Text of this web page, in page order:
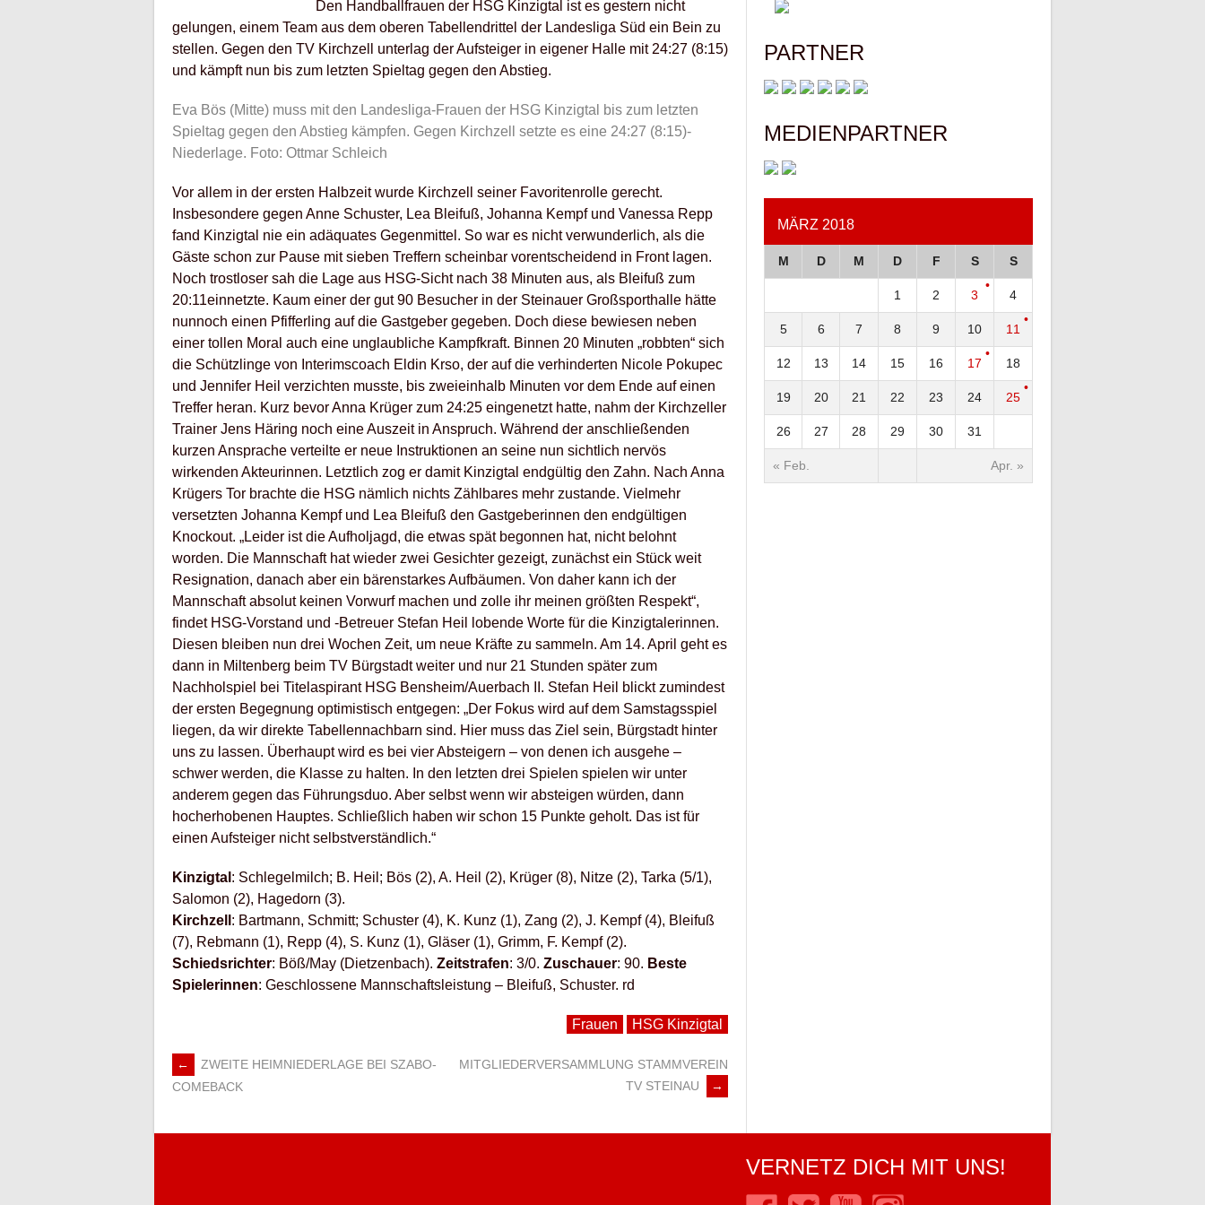
Den Handballfrauen der HSG Kinzigtal ist es gestern nicht
gelungen, einem Team aus dem oberen Tabellendrittel der Landesliga Süd ein Bein zu
stellen. Gegen den TV Kirchzell unterlag der Aufsteiger in eigener Halle mit 24:27 (8:15)
und kämpft nun bis zum letzten Spieltag gegen den Abstieg.
Eva Bös (Mitte) muss mit den Landesliga-Frauen der HSG Kinzigtal bis zum letzten
Spieltag gegen den Abstieg kämpfen. Gegen Kirchzell setzte es eine 24:27 (8:15)-
Niederlage. Foto: Ottmar Schleich
Vor allem in der ersten Halbzeit wurde Kirchzell seiner Favoritenrolle gerecht.
Insbesondere gegen Anne Schuster, Lea Bleifuß, Johanna Kempf und Vanessa Repp
fand Kinzigtal nie ein adäquates Gegenmittel. So war es nicht verwunderlich, als die
Gäste schon zur Pause mit sieben Treffern scheinbar vorentscheidend in Front lagen.
Noch trostloser sah die Lage aus HSG-Sicht nach 38 Minuten aus, als Bleifuß zum
20:11einnetzte. Kaum einer der gut 90 Besucher in der Steinauer Großsporthalle hätte
nunnoch einen Pfifferling auf die Gastgeber gegeben. Doch diese bewiesen neben
einer tollen Moral auch eine unglaubliche Kampfkraft. Binnen 20 Minuten „robbten“ sich
die Schützlinge von Interimscoach Eldin Krso, der auf die verhinderten Nicole Pokupec
und Jennifer Heil verzichten musste, bis zweieinhalb Minuten vor dem Ende auf einen
Treffer heran. Kurz bevor Anna Krüger zum 24:25 eingenetzt hatte, nahm der Kirchzeller
Trainer Jens Häring noch eine Auszeit in Anspruch. Während der anschließenden
kurzen Ansprache verteilte er neue Instruktionen an seine nun sichtlich nervös
wirkenden Akteurinnen. Letztlich zog er damit Kinzigtal endgültig den Zahn. Nach Anna
Krügers Tor brachte die HSG nämlich nichts Zählbares mehr zustande. Vielmehr
versetzten Johanna Kempf und Lea Bleifuß den Gastgeberinnen den endgültigen
Knockout. „Leider ist die Aufholjagd, die etwas spät begonnen hat, nicht belohnt
worden. Die Mannschaft hat wieder zwei Gesichter gezeigt, zunächst ein Stück weit
Resignation, danach aber ein bärenstarkes Aufbäumen. Von daher kann ich der
Mannschaft absolut keinen Vorwurf machen und zolle ihr meinen größten Respekt“,
findet HSG-Vorstand und -Betreuer Stefan Heil lobende Worte für die Kinzigtalerinnen.
Diesen bleiben nun drei Wochen Zeit, um neue Kräfte zu sammeln. Am 14. April geht es
dann in Miltenberg beim TV Bürgstadt weiter und nur 21 Stunden später zum
Nachholspiel bei Titelaspirant HSG Bensheim/Auerbach II. Stefan Heil blickt zumindest
der ersten Begegnung optimistisch entgegen: „Der Fokus wird auf dem Samstagsspiel
liegen, da wir direkte Tabellennachbarn sind. Hier muss das Ziel sein, Bürgstadt hinter
uns zu lassen. Überhaupt wird es bei vier Absteigern – von denen ich ausgehe –
schwer werden, die Klasse zu halten. In den letzten drei Spielen spielen wir unter
anderem gegen das Führungsduo. Aber selbst wenn wir absteigen würden, dann
hocherhobenen Hauptes. Schließlich haben wir schon 15 Punkte geholt. Das ist für
einen Aufsteiger nicht selbstverständlich.“
Kinzigtal : Schlegelmilch; B. Heil; Bös (2), A. Heil (2), Krüger (8), Nitze (2), Tarka (5/1),
Salomon (2), Hagedorn (3).
Kirchzell : Bartmann, Schmitt; Schuster (4), K. Kunz (1), Zang (2), J. Kempf (4), Bleifuß
(7), Rebmann (1), Repp (4), S. Kunz (1), Gläser (1), Grimm, F. Kempf (2).
Schiedsrichter: Böß/May (Dietzenbach). Zeitstrafen: 3/0. Zuschauer: 90. Beste
Spielerinnen: Geschlossene Mannschaftsleistung – Bleifuß, Schuster. rd
Frauen HSG Kinzigtal
ARTIKEL-
NAVIGATION
←
ZWEITE HEIMNIEDERLAGE BEI SZABO-
COMEBACK
MITGLIEDERVERSAMMLUNG STAMMVEREIN
TV STEINAU
→
PARTNER
MEDIENPARTNER
MÄRZ 2018
M D M D F S S
« Feb. Apr. »
1 2 3 4
5 6 7 8 9 10 11
12 13 14 15 16 17 18
19 20 21 22 23 24 25
26 27 28 29 30 31
VERNETZ DICH MIT UNS!